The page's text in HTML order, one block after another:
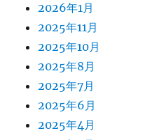
2026年1月
2025年11月
2025年10月
2025年8月
2025年7月
2025年6月
2025年4月